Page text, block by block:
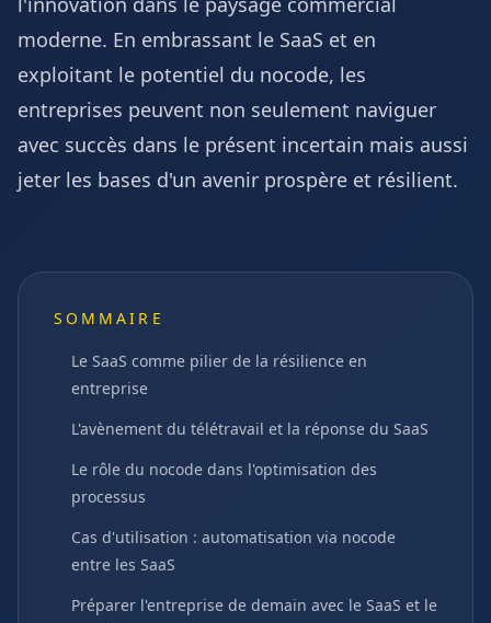
moderne. En embrassant le SaaS et en
exploitant le potentiel du nocode, les
entreprises peuvent non seulement naviguer
avec succès dans le présent incertain mais aussi
jeter les bases d'un avenir prospère et résilient.
SOMMAIRE
Le SaaS comme pilier de la résilience en
entreprise
L'avènement du télétravail et la réponse du SaaS
Le rôle du nocode dans l'optimisation des
processus
Cas d'utilisation : automatisation via nocode
entre les SaaS
Préparer l'entreprise de demain avec le SaaS et le